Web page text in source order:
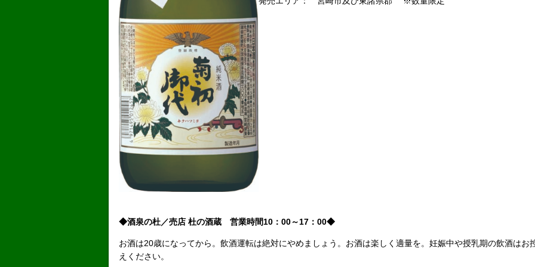
◆酒泉の杜／売店 杜の酒蔵 営業時間10：00～17：00◆
お酒は20歳になってから。飲酒運転は絶対にやめましょう。お酒は楽しく適量を。妊娠中や授乳期の飲酒はお
えください。